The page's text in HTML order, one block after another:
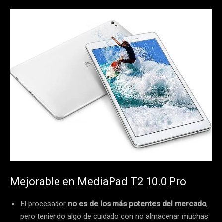
Mejorable en MediaPad T2 10.0 Pro
El procesador no es de los más potentes del mercado,
pero teniendo algo de cuidado con no almacenar muchas